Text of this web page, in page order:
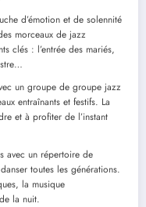
d’émotion et de solennité
morceaux de jazz
clés : l’entrée des mariés,
un groupe de groupe jazz
entraînants et festifs. La
et à profiter de l’instant
avec un répertoire de
toutes les générations.
la musique
la nuit.